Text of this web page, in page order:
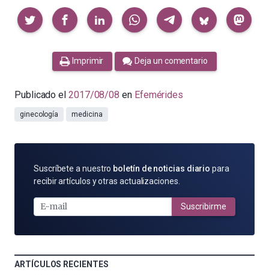
Compartir
Imprimir Deja un comentario
Publicado el 2017/08/08 en Efemérides
ginecología medicina
SUSCRÍBETE
POR
MAIL
Suscríbete a nuestro boletín de noticias diario para
recibir artículos y otras actualizaciones.
Suscribirme
ARTÍCULOS RECIENTES